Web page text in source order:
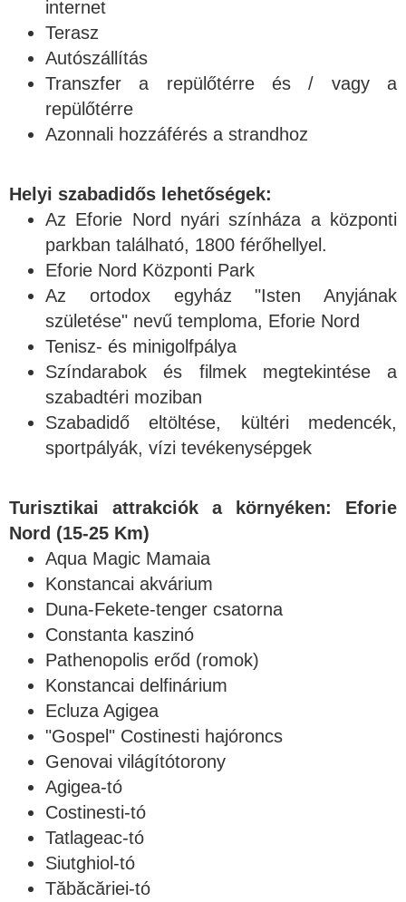
internet
Terasz
Autószállítás
Transzfer a repülőtérre és / vagy a
repülőtérre
Azonnali hozzáférés a strandhoz
Helyi szabadidős lehetőségek:
Az Eforie Nord nyári színháza a központi
parkban található, 1800 férőhellyel.
Eforie Nord Központi Park
Az ortodox egyház "Isten Anyjának
születése" nevű temploma, Eforie Nord
Tenisz- és minigolfpálya
Színdarabok és filmek megtekintése a
szabadtéri moziban
Szabadidő eltöltése, kültéri medencék,
sportpályák, vízi tevékenysépgek
Turisztikai attrakciók a környéken: Eforie
Nord (15-25 Km)
Aqua Magic Mamaia
Konstancai akvárium
Duna-Fekete-tenger csatorna
Constanta kaszinó
Pathenopolis erőd (romok)
Konstancai delfinárium
Ecluza Agigea
"Gospel" Costinesti hajóroncs
Genovai világítótorony
Agigea-tó
Costinesti-tó
Tatlageac-tó
Siutghiol-tó
Tăbăcăriei-tó